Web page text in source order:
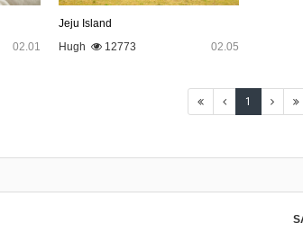
02.01
Jeju Island
Hugh
12773 02.05
1